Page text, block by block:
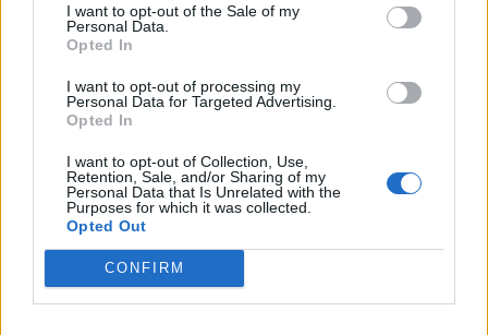
I want to opt-out of the Sale of my
Personal Data.
Opted In
I want to opt-out of processing my
Personal Data for Targeted Advertising.
Opted In
I want to opt-out of Collection, Use,
Retention, Sale, and/or Sharing of my
Personal Data that Is Unrelated with the
Purposes for which it was collected.
Opted Out
CONFIRM